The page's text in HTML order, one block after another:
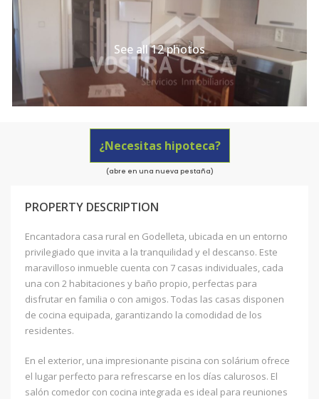
See all 12 photos
¿Necesitas hipoteca?
(abre en una nueva pestaña)
PROPERTY DESCRIPTION
Encantadora casa rural en Godelleta, ubicada en un entorno
privilegiado que invita a la tranquilidad y el descanso. Este
maravilloso inmueble cuenta con 7 casas individuales, cada
una con 2 habitaciones y baño propio, perfectas para
disfrutar en familia o con amigos. Todas las casas disponen
de cocina equipada, garantizando la comodidad de los
residentes.
En el exterior, una impresionante piscina con solárium ofrece
el lugar perfecto para refrescarse en los días calurosos. El
salón comedor con cocina integrada es ideal para reuniones